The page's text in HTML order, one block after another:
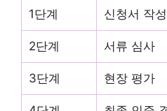
1단계 신청서 작
2단계 서류 심사
3단계 현장 평가